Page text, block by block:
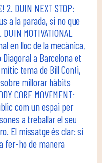
2. DUIN NEXT STOP:
a la parada, si no que
MOTIVATIONAL
en lloc de la mecànica,
a Barcelona et
tema de Bill Conti,
millorar hàbits
CORE MOVEMENT:
com un espai per
a treballar el seu
El missatge és clar: si
fer-ho de manera